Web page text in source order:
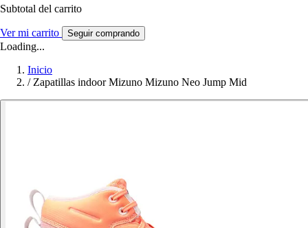
Subtotal del carrito
Ver mi carrito Seguir comprando
Loading...
Inicio
/ Zapatillas indoor Mizuno Mizuno Neo Jump Mid